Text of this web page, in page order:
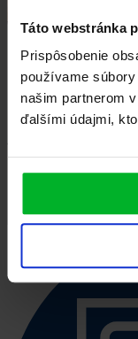
Táto webstránka
Prispôsobenie
používame
našim partnerom
ďalšími údajmi,